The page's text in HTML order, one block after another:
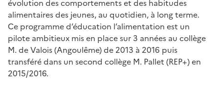
évolution des comportements et des habitudes
alimentaires des jeunes, au quotidien, à long terme.
Ce programme d’éducation l’alimentation est un
pilote ambitieux mis en place sur 3 années au collège
M. de Valois (Angoulême) de 2013 à 2016 puis
transféré dans un second collège M. Pallet (REP+) en
2015/2016.